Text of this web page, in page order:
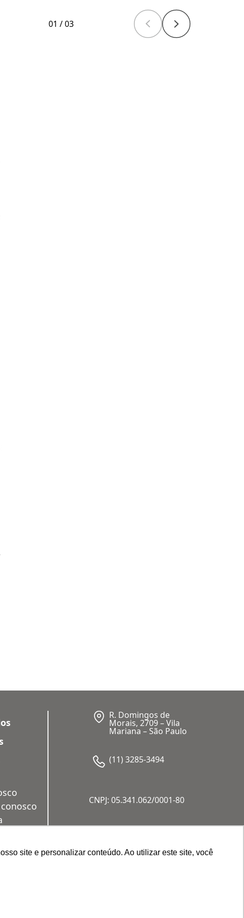
site e personalizar conteúdo. Ao utilizar este site, você
01 /03
R. Domingos de
Morais, 2709 – Vila
Mariana – São Paulo
(11) 3285-3494
CNPJ: 05.341.062/0001-80